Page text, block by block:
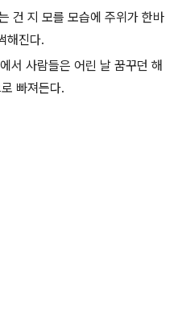
건 지 모를 모습에 주위가 한바
해진다.
서 사람들은 어린 날 꿈꾸던 해
빠져든다.